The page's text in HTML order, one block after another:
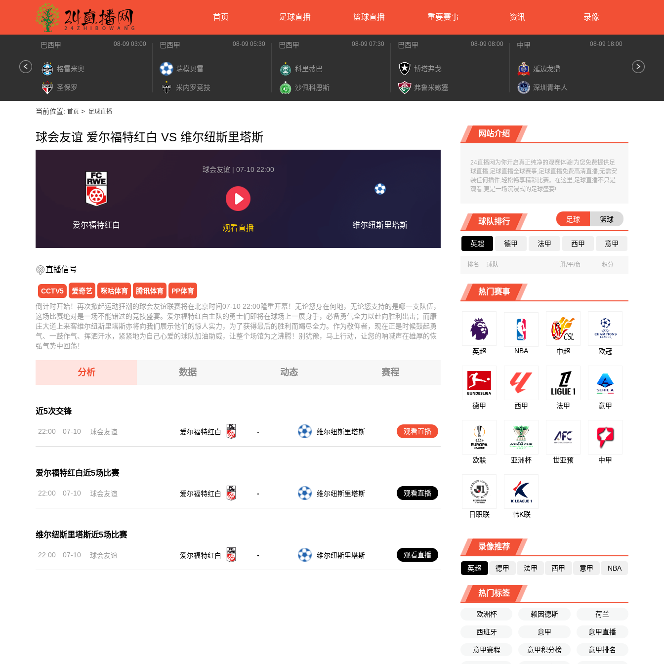
首页 足球直播 篮球直播 重要赛事 资讯 录像
巴西甲 08-09 03:00
格雷米奥
圣保罗
巴西甲 08-09 05:30
瑞模贝雷
米内罗竞技
巴西甲 08-09 07:30
科里蒂巴
沙佩科恩斯
巴西甲 08-09 08:00
博塔弗戈
弗鲁米嫩塞
中甲 08-09 18:00
延边龙鼎
深圳青年人
当前位置: 首页 > 足球直播
球会友谊 爱尔福特红白 VS 维尔纽斯里塔斯
爱尔福特红白
球会友谊 | 07-10 22:00
观看直播 维尔纽斯里塔斯
直播信号
CCTV5 爱奇艺 咪咕体育 腾讯体育
PP体育
倒计时开始！再次掀起运动狂潮的球会友谊联赛将在北京时间07-10 22:00隆重开幕！无论您身在何地，无论您支持的是哪一支队伍，
这场比赛绝对是一场不能错过的竞技盛宴。爱尔福特红白主队的勇士们即将在球场上一展身手，必备勇气全力以赴向胜利出击；而康
庄大道上来客维尔纽斯里塔斯亦将向我们展示他们的惊人实力，为了获得最后的胜利而竭尽全力。作为敬仰者，现在正是时候鼓起勇
气、一鼓作气、挥洒汗水，紧紧地为自己心爱的球队加油助威，让整个场馆为之沸腾！别犹豫，马上行动，让您的呐喊声在雄厚的恢
弘气势中回荡！
分析 数据 动态 赛程
近5次交锋
22:00 07-10 球会友谊 爱尔福特红白 - 维尔纽斯里塔斯 观看直播
爱尔福特红白近5场比赛
22:00 07-10 球会友谊 爱尔福特红白 - 维尔纽斯里塔斯 观看直播
维尔纽斯里塔斯近5场比赛
22:00 07-10 球会友谊 爱尔福特红白 - 维尔纽斯里塔斯 观看直播
网站介绍
24直播网为你开启真正纯净的观赛体验!为您免费提供足
球直播,足球直播全球赛事,足球直播免费高清直播,无需安
装任何插件,轻松畅享精彩比赛。在这里,足球直播不只是
观看,更是一场沉浸式的足球盛宴!
球队排行 足球 篮球
英超 德甲 法甲 西甲 意甲
排名 球队 胜/平/负 积分
热门赛事
英超 NBA 中超 欧冠
德甲 西甲 法甲 意甲
欧联 亚洲杯 世亚预 中甲
日职联 韩K联
录像推荐
英超 德甲 法甲 西甲 意甲 NBA
热门标签
欧洲杯 赖因德斯 荷兰
西班牙 意甲 意甲直播
意甲赛程 意甲积分榜 意甲排名